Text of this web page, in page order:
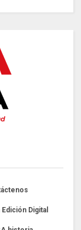
Digital